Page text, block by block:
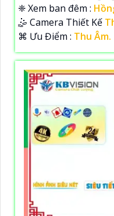
❈ Xem ban đêm :
🤹 Camera Thiết Kế
️⌘ Ưu Điểm : Thu Âm.